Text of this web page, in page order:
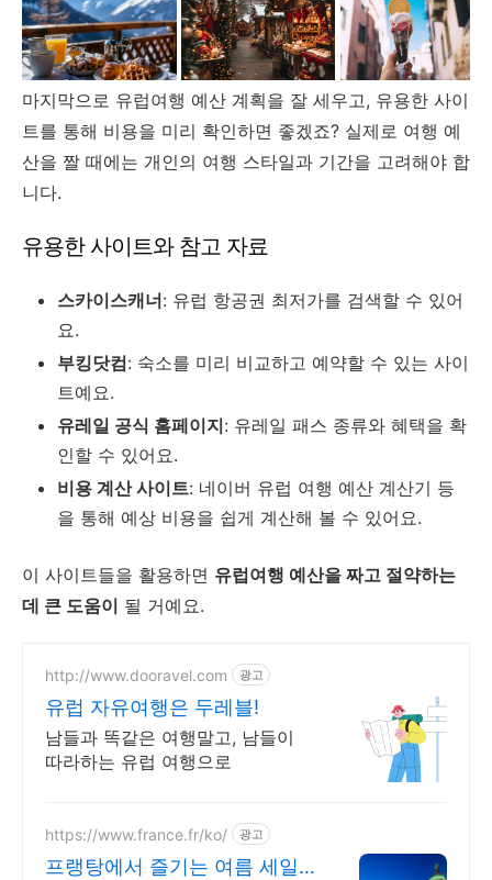
마지막으로 유럽여행 예산 계획을 잘 세우고, 유용한 사이
트를 통해 비용을 미리 확인하면 좋겠죠? 실제로 여행 예
산을 짤 때에는 개인의 여행 스타일과 기간을 고려해야 합
니다.
유용한 사이트와 참고 자료
스카이스캐너: 유럽 항공권 최저가를 검색할 수 있어
요.
부킹닷컴: 숙소를 미리 비교하고 예약할 수 있는 사이
트예요.
유레일 공식 홈페이지: 유레일 패스 종류와 혜택을 확
인할 수 있어요.
비용 계산 사이트: 네이버 유럽 여행 예산 계산기 등
을 통해 예상 비용을 쉽게 계산해 볼 수 있어요.
이 사이트들을 활용하면 유럽여행 예산을 짜고 절약하는
데 큰 도움이 될 거예요.
http://www.dooravel.com 광고
유럽 자유여행은 두레블!
남들과 똑같은 여행말고, 남들이
따라하는 유럽 여행으로
https://www.france.fr/ko/ 광고
프랭탕에서 즐기는 여름 세일